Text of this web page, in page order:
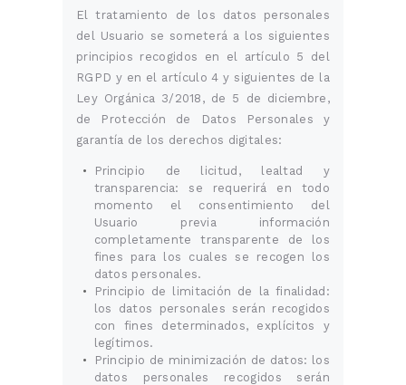
El tratamiento de los datos personales
del Usuario se someterá a los siguientes
principios recogidos en el artículo 5 del
RGPD y en el artículo 4 y siguientes de la
Ley Orgánica 3/2018, de 5 de diciembre,
de Protección de Datos Personales y
garantía de los derechos digitales:
Principio de licitud, lealtad y
transparencia: se requerirá en todo
momento el consentimiento del
Usuario previa información
completamente transparente de los
fines para los cuales se recogen los
datos personales.
Principio de limitación de la finalidad:
los datos personales serán recogidos
con fines determinados, explícitos y
legítimos.
Principio de minimización de datos: los
datos personales recogidos serán